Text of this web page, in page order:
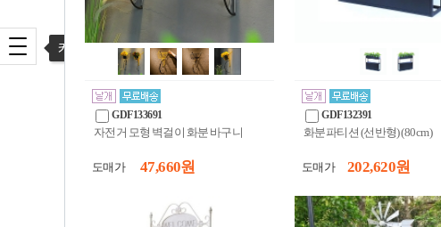
카테고리 열기
GDF133691
자전거 모형 벽걸이 화분 바구니
도매가 47,660 원
GDF132391
화분파티션 (선반형) (80cm)
도매가 202,620 원